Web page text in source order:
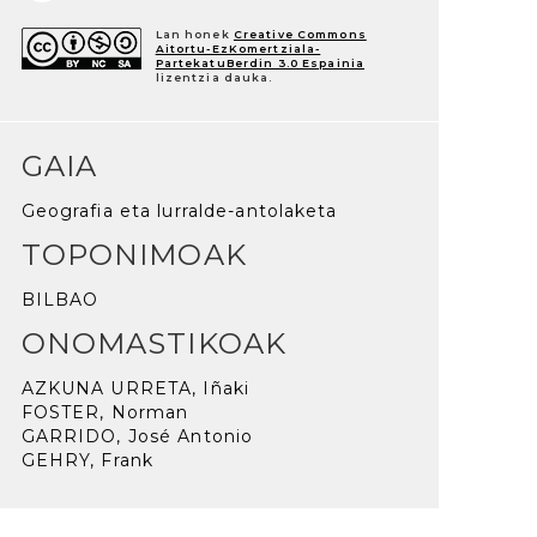
Lan honek Creative Commons
Aitortu-EzKomertziala-
PartekatuBerdin 3.0 Espainia
lizentzia dauka.
GAIA
Geografia eta lurralde-antolaketa
TOPONIMOAK
BILBAO
ONOMASTIKOAK
AZKUNA URRETA, Iñaki
FOSTER, Norman
GARRIDO, José Antonio
GEHRY, Frank